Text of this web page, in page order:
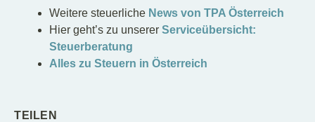
Weitere steuerliche News von TPA Österreich
Hier geht’s zu unserer Serviceübersicht:
Steuerberatung
Alles zu Steuern in Österreich
TEILEN